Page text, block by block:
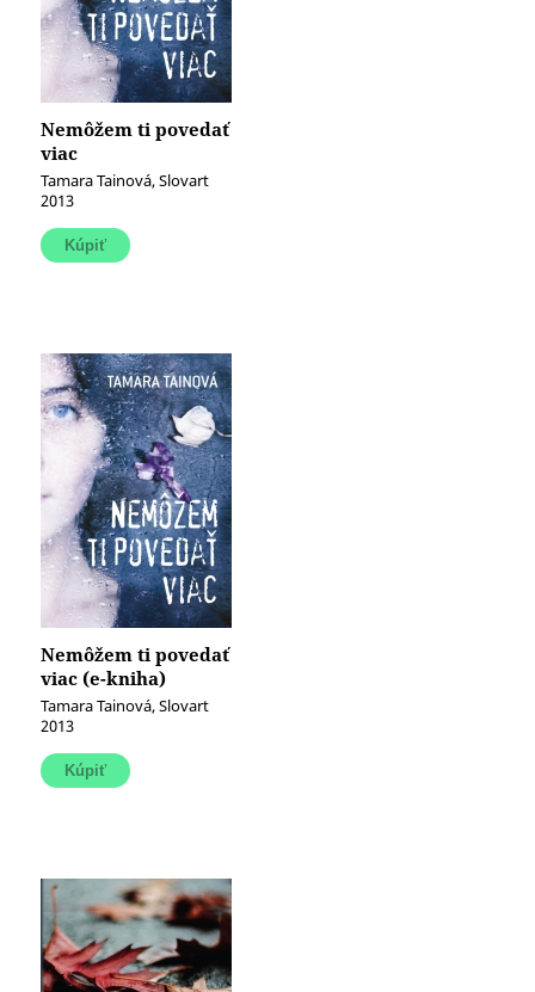
Nemôžem ti povedať
viac
Tamara Tainová, Slovart
2013
Nemôžem ti povedať
viac (e-kniha)
Tamara Tainová, Slovart
2013